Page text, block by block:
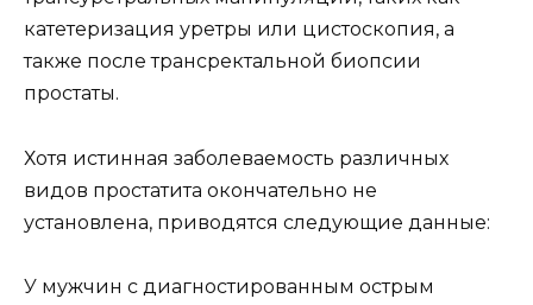
катетеризация уретры или цистоскопия, а
также после трансректальной биопсии
простаты.
Хотя истинная заболеваемость различных
видов простатита окончательно не
установлена, приводятся следующие данные:
У мужчин с диагностированным острым